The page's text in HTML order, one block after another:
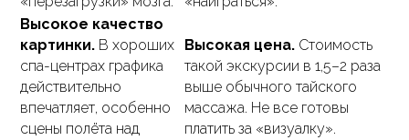
Высокое качество
картинки. В хороших
спа-центрах графика
действительно
впечатляет, особенно
сцены полёта над
Высокая цена. Стоимость
такой экскурсии в 1,5–2 раза
выше обычного тайского
массажа. Не все готовы
платить за «визуалку».